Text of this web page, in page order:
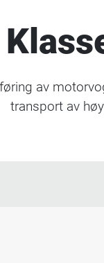
av
transport av